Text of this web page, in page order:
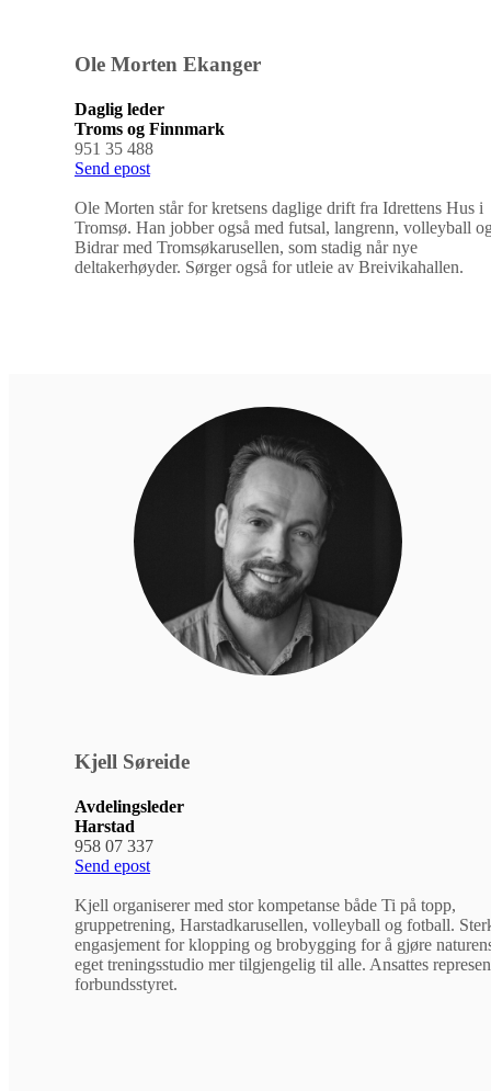
Ole Morten Ekanger
Daglig leder
Troms og Finnmark
951 35 488
Send epost
Ole Morten står for kretsens daglige drift fra Idrettens Hus i
Tromsø. Han jobber også med futsal, langrenn, volleyball
Bidrar med Tromsøkarusellen, som stadig når nye
deltakerhøyder. Sørger også for utleie av Breivikahallen.
Kjell Søreide
Avdelingsleder
Harstad
958 07 337
Send epost
Kjell organiserer med stor kompetanse både Ti på topp,
gruppetrening, Harstadkarusellen, volleyball og fotball.
engasjement for klopping og brobygging for å gjøre
eget treningsstudio mer tilgjengelig til alle. Ansattes
forbundsstyret.